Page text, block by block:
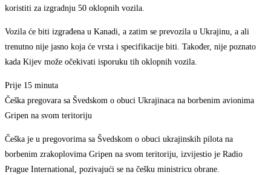
koristiti za izgradnju 50 oklopnih vozila.
Vozila će biti izgrađena u Kanadi, a zatim se prevozila u Ukrajinu, a ali
trenutno nije jasno koja će vrsta i specifikacije biti. Također, nije poznato
kada Kijev može očekivati isporuku tih oklopnih vozila.
Prije 15 minuta
Češka pregovara sa Švedskom o obuci Ukrajinaca na borbenim avionima
Gripen na svom teritoriju
Češka je u pregovorima sa Švedskom o obuci ukrajinskih pilota na
borbenim zrakoplovima Gripen na svom teritoriju, izvijestio je Radio
Prague International, pozivajući se na češku ministricu obrane.